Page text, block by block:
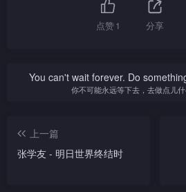
点赞1 分享
You can't wait forever. Do
你不可能永远等下去，去做点儿
上一篇
张学友 - 明日世界终结时